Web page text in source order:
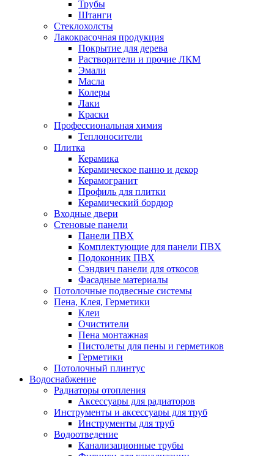
Трубы
Штанги
Стеклохолсты
Лакокрасочная продукция
Покрытие для дерева
Растворители и прочие ЛКМ
Эмали
Масла
Колеры
Лаки
Краски
Профессиональная химия
Теплоносители
Плитка
Керамика
Керамическое панно и декор
Керамогранит
Профиль для плитки
Керамический бордюр
Входные двери
Стеновые панели
Панели ПВХ
Комплектующие для панели ПВХ
Подоконник ПВХ
Сэндвич панели для откосов
Фасадные материалы
Потолочные подвесные системы
Пена, Клея, Герметики
Клеи
Очистители
Пена монтажная
Пистолеты для пены и герметиков
Герметики
Потолочный плинтус
Водоснабжение
Радиаторы отопления
Аксессуары для радиаторов
Инструменты и аксессуары для труб
Инструменты для труб
Водоотведение
Канализационные трубы